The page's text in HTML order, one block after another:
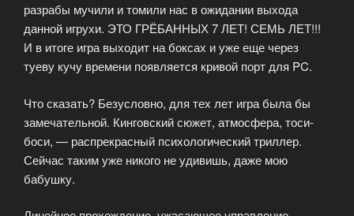
разрабы мучили и томили нас в ожидании выхода
данной игрухи. ЭТО ГРЁБАННЫХ 7 ЛЕТ! СЕМЬ ЛЕТ!!!
И в итоге игра выходит на боксах и уже еще через
туеву кучу времени появляется кривой порт для PC.
Что сказать? Безусловно, для тех лет игра была бы
замечательной. Кинговский сюжет, атмосфера, тоси-
боси, — распрекрасный психологический триллер.
Сейчас таким уже никого не удивишь, даже мою
бабушку.